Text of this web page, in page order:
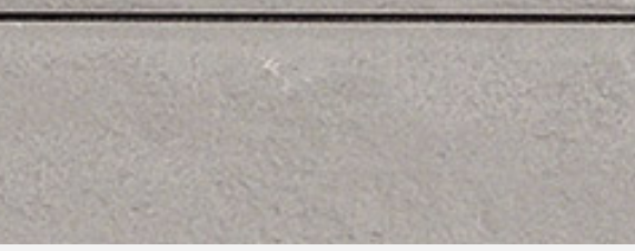
je vhodný na podlahy aj steny a dokáže vniesť jednoduchý